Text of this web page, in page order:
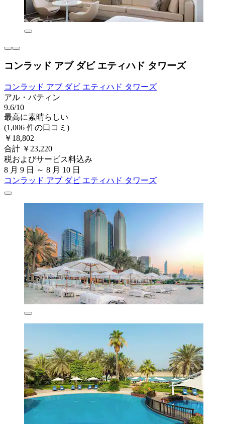
コンラッド アブ ダビ エティハド タワーズ
コンラッド アブ ダビ エティハド タワーズ
アル・バティン
9.6/10
最高に素晴らしい
(1,006 件の口コミ)
￥18,802
合計 ￥23,220
税およびサービス料込み
8 月 9 日 ～ 8 月 10 日
コンラッド アブ ダビ エティハド タワーズ